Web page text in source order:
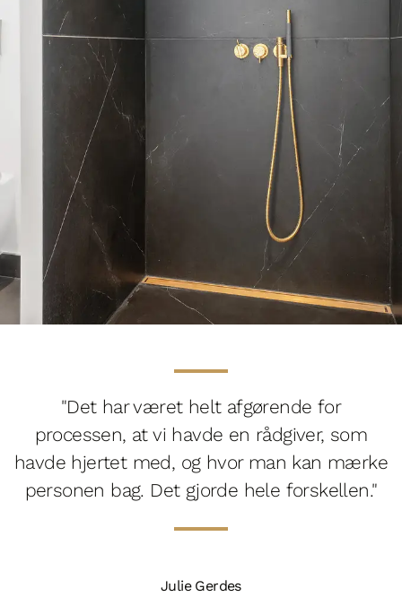
"Det har været helt afgørende for
processen, at vi havde en rådgiver, som
havde hjertet med, og hvor man kan mærke
personen bag. Det gjorde hele forskellen."
Julie Gerdes